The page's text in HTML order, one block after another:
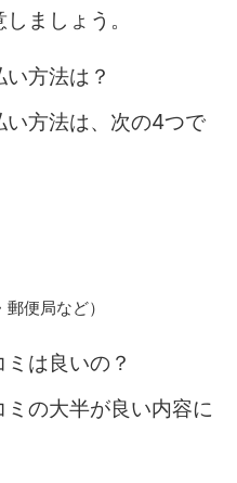
ましょう。
方法は？
い方法は、次の4つで
便局など）
は良いの？
の大半が良い内容に